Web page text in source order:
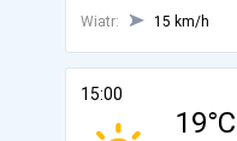
Wiatr:
15 km/h
15:00
19°C